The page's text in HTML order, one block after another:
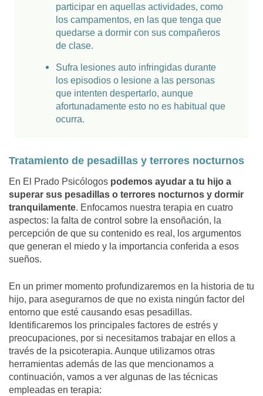
participar en aquellas actividades, como
los campamentos, en las que tenga que
quedarse a dormir con sus compañeros
de clase.
Sufra lesiones auto infringidas durante
los episodios o lesione a las personas
que intenten despertarlo, aunque
afortunadamente esto no es habitual que
ocurra.
Tratamiento de pesadillas y terrores nocturnos
En El Prado Psicólogos podemos ayudar a tu hijo a
superar sus pesadillas o terrores nocturnos y dormir
tranquilamente. Enfocamos nuestra terapia en cuatro
aspectos: la falta de control sobre la ensoñación, la
percepción de que su contenido es real, los argumentos
que generan el miedo y la importancia conferida a esos
sueños.
En un primer momento profundizaremos en la historia de tu
hijo, para asegurarnos de que no exista ningún factor del
entorno que esté causando esas pesadillas.
Identificaremos los principales factores de estrés y
preocupaciones, por si necesitamos trabajar en ellos a
través de la psicoterapia. Aunque utilizamos otras
herramientas además de las que mencionamos a
continuación, vamos a ver algunas de las técnicas
empleadas en terapia: